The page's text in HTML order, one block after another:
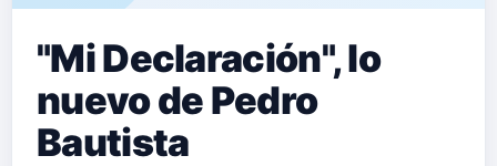
"Mi Declaración", lo
nuevo de Pedro
Bautista